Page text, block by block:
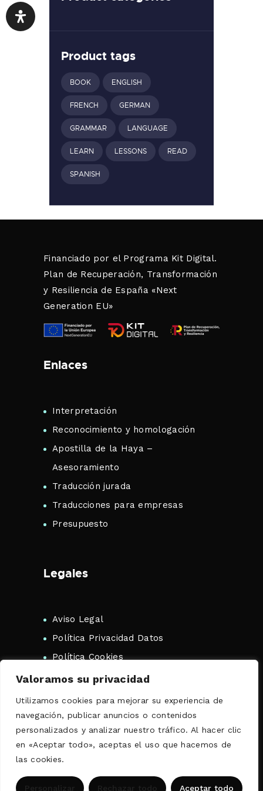
Valoramos su privacidad
Utilizamos cookies para mejorar su experiencia de
navegación, publicar anuncios o contenidos
personalizados y analizar nuestro tráfico. Al hacer clic
en «Aceptar todo», aceptas el uso que hacemos de
las cookies.
Personalizar Rechazar todo Aceptar todo
Product tags
BOOK ENGLISH
FRENCH GERMAN
GRAMMAR LANGUAGE
LEARN LESSONS READ
SPANISH
Financiado por el Programa Kit Digital.
Plan de Recuperación, Transformación
y Resiliencia de España «Next
Generation EU»
Enlaces
Interpretación
Reconocimiento y homologación
Apostilla de la Haya –
Asesoramiento
Traducción jurada
Traducciones para empresas
Presupuesto
Legales
Aviso Legal
Política Privacidad Datos
Política Cookies
Copyright 2026 Traductor Jurado
ES